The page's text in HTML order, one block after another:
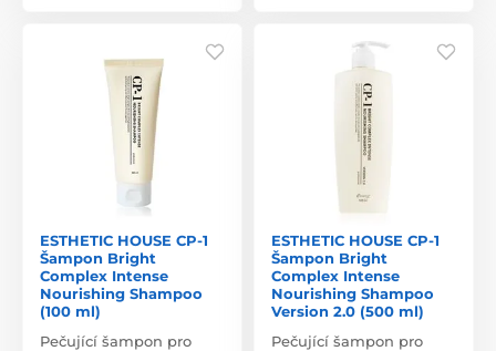
ESTHETIC HOUSE CP-1
Šampon Bright
Complex Intense
Nourishing Shampoo
(100 ml)
Pečující šampon pro
ESTHETIC HOUSE CP-1
Šampon Bright
Complex Intense
Nourishing Shampoo
Version 2.0 (500 ml)
Pečující šampon pro